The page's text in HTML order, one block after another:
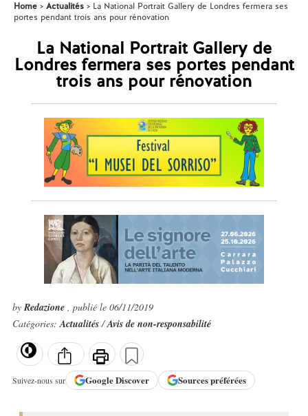
Home Actualités
La National Portrait Gallery de Londres fermera ses
portes pendant trois ans pour rénovation
La National Portrait Gallery de
Londres fermera ses portes pendant
trois ans pour rénovation
byRedazione , publié le 06/11/2019
Catégories:Actualités/Avis de non-responsabilité
Suivez-nous sur GoogleDiscover Sources préférées